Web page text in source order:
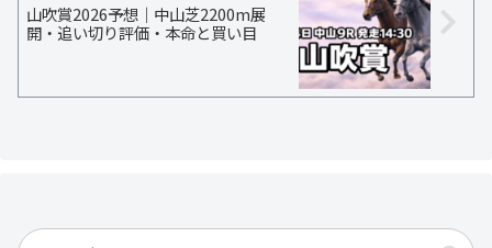
山吹賞2026予想｜中山芝2200m展
開・追い切り評価・本命と買い目